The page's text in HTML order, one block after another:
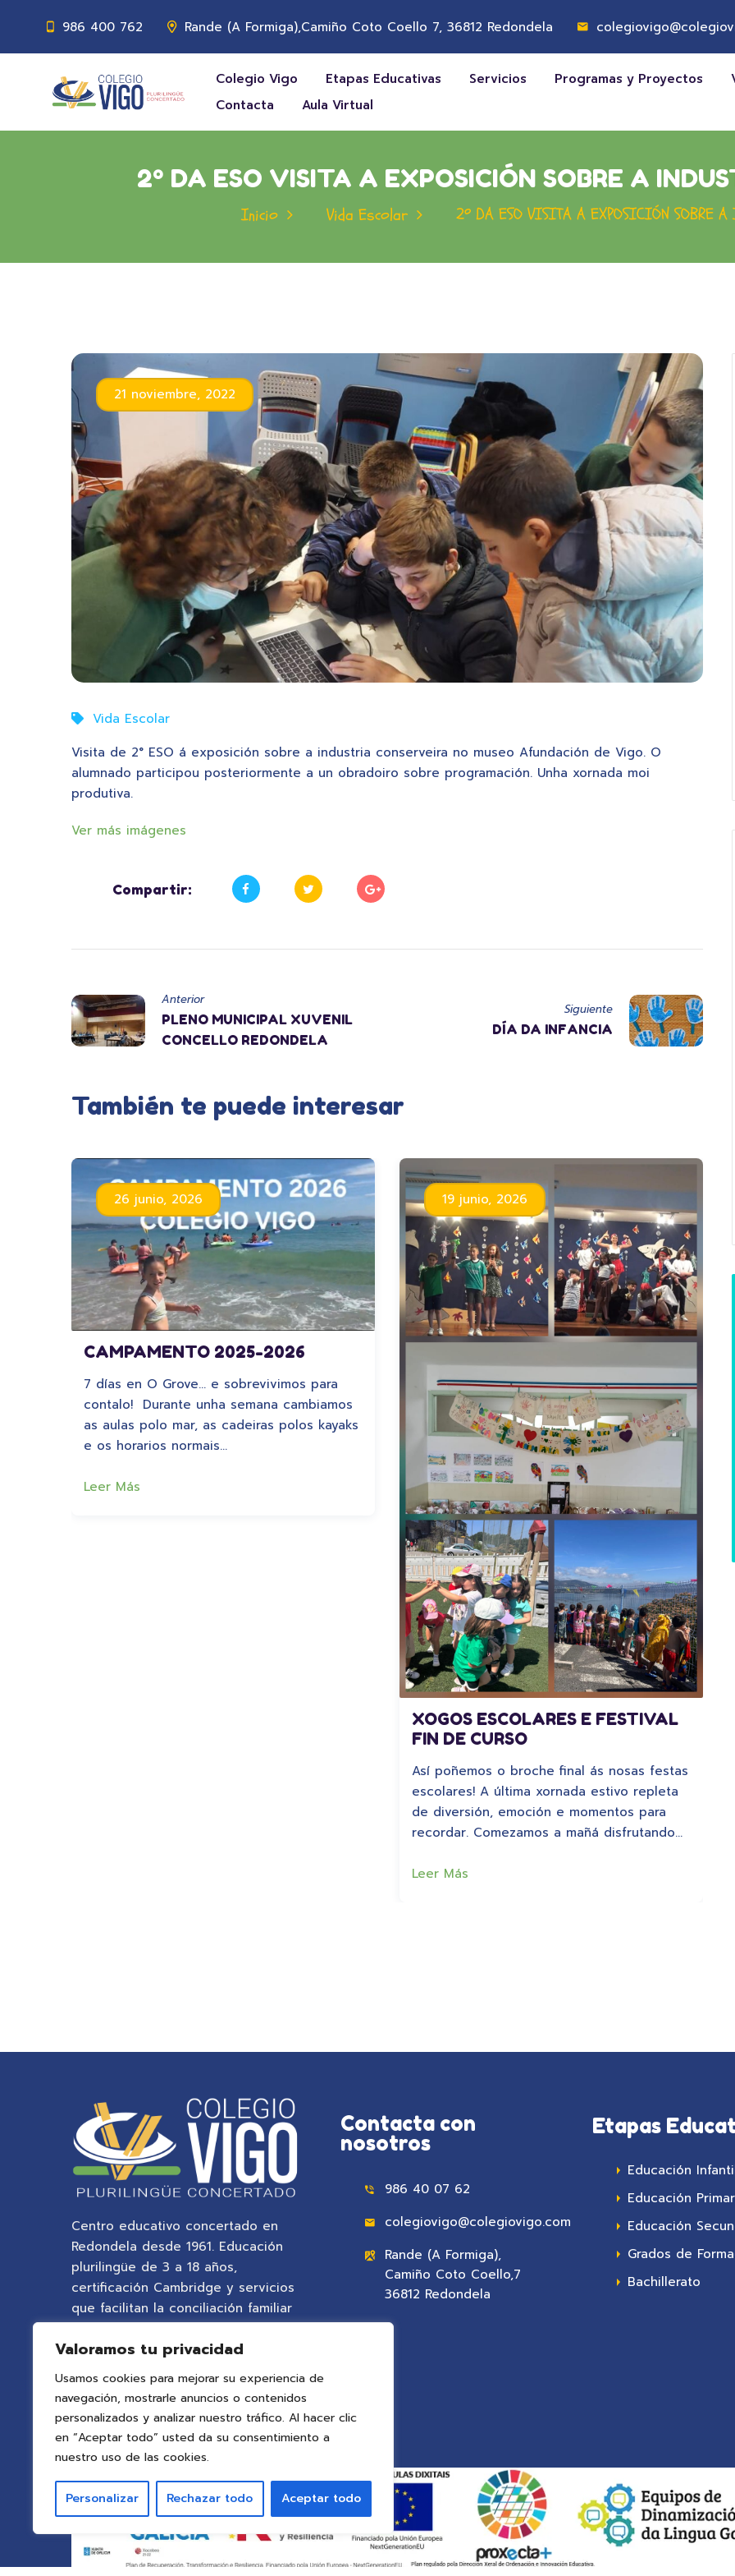
Valoramos tu privacidad
Usamos cookies para mejorar su experiencia de
navegación, mostrarle anuncios o contenidos
personalizados y analizar nuestro tráfico. Al hacer clic
en “Aceptar todo” usted da su consentimiento a
nuestro uso de las cookies.
Personalizar Rechazar todo Aceptar todo
986 400 762 Rande (A Formiga),Camiño Coto Coello 7, 36812 Redondela
Colegio Vigo Etapas Educativas Servicios Programas y Proyectos
Contacta
Aula Virtual
2º DA ESO VISITA A EXPOSICIÓN SOBRE A
Inicio Vida Escolar 2º DA ESO VISITA A EXPOSICIÓN SOBRE A
21 noviembre, 2022
Vida Escolar
Visita de 2° ESO á exposición sobre a industria conserveira no museo Afundación de Vigo. O
alumnado participou posteriormente a un obradoiro sobre programación. Unha xornada moi
produtiva.
Ver más imágenes
Compartir:
Anterior
PLENO MUNICIPAL XUVENIL
CONCELLO REDONDELA
Siguiente
DÍA DA INFANCIA
También te puede interesar
26 junio, 2026
CAMPAMENTO 2025-2026
7 días en O Grove… e sobrevivimos para
contalo! Durante unha semana cambiamos
as aulas polo mar, as cadeiras polos kayaks
e os horarios normais…
Leer Más
19 junio, 2026
XOGOS ESCOLARES E FESTIVAL
FIN DE CURSO
Así poñemos o broche final ás nosas festas
escolares! A última xornada estivo repleta
de diversión, emoción e momentos para
recordar. Comezamos a mañá disfrutando…
Leer Más
Centro educativo concertado en
Redondela desde 1961. Educación
plurilingüe de 3 a 18 años,
certificación Cambridge y servicios
que facilitan la conciliación familiar
Contacta con
nosotros
986 40 07 62
colegiovigo@colegiovigo.com
Rande (A Formiga),
Camiño Coto Coello,7
36812 Redondela
Etapas
Educación
Educación
Educación
Grados de
Bachillerato